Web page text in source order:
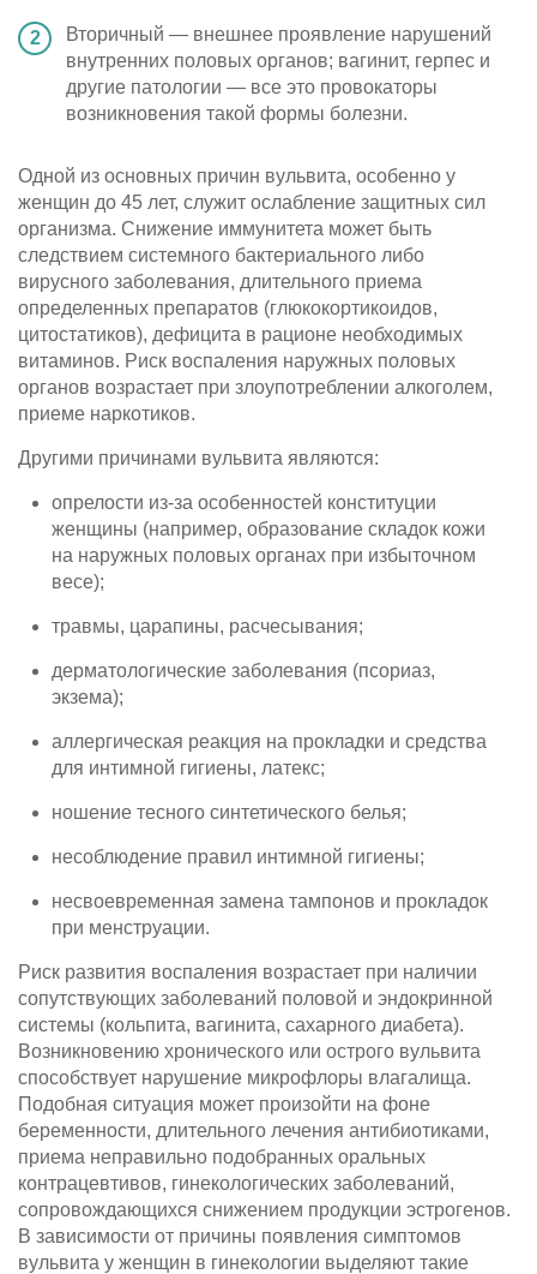
Вторичный — внешнее проявление нарушений
внутренних половых органов; вагинит, герпес и
другие патологии — все это провокаторы
возникновения такой формы болезни.
Одной из основных причин вульвита, особенно у
женщин до 45 лет, служит ослабление защитных сил
организма. Снижение иммунитета может быть
следствием системного бактериального либо
вирусного заболевания, длительного приема
определенных препаратов (глюкокортикоидов,
цитостатиков), дефицита в рационе необходимых
витаминов. Риск воспаления наружных половых
органов возрастает при злоупотреблении алкоголем,
приеме наркотиков.
Другими причинами вульвита являются:
опрелости из-за особенностей конституции
женщины (например, образование складок кожи
на наружных половых органах при избыточном
весе);
травмы, царапины, расчесывания;
дерматологические заболевания (псориаз,
экзема);
аллергическая реакция на прокладки и средства
для интимной гигиены, латекс;
ношение тесного синтетического белья;
несоблюдение правил интимной гигиены;
несвоевременная замена тампонов и прокладок
при менструации.
Риск развития воспаления возрастает при наличии
сопутствующих заболеваний половой и эндокринной
системы (кольпита, вагинита, сахарного диабета).
Возникновению хронического или острого вульвита
способствует нарушение микрофлоры влагалища.
Подобная ситуация может произойти на фоне
беременности, длительного лечения антибиотиками,
приема неправильно подобранных оральных
контрацевтивов, гинекологических заболеваний,
сопровождающихся снижением продукции эстрогенов.
В зависимости от причины появления симптомов
вульвита у женщин в гинекологии выделяют такие